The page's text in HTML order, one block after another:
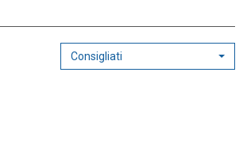
Consigliati